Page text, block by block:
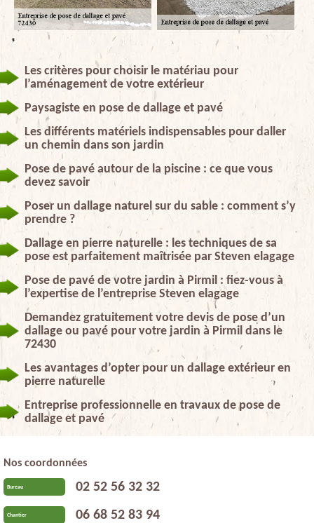
Les critères pour choisir le matériau pour
l’aménagement de votre extérieur
Paysagiste en pose de dallage et pavé
Les différents matériels indispensables pour daller
un chemin dans son jardin
Pose de pavé autour de la piscine : ce que vous
devez savoir
Poser un dallage naturel sur du sable : comment s’y
prendre ?
Dallage en pierre naturelle : les techniques de sa
pose est parfaitement maîtrisée par Steven elagage
Pose de pavé de votre jardin à Pirmil : fiez-vous à
l’expertise de l’entreprise Steven elagage
Demandez gratuitement votre devis de pose d’un
dallage ou pavé pour votre jardin à Pirmil dans le
72430
Les avantages d’opter pour un dallage extérieur en
pierre naturelle
Entreprise professionnelle en travaux de pose de
dallage et pavé
Nos coordonnées
Bureau 02 52 56 32 32
Chantier 06 68 52 83 94